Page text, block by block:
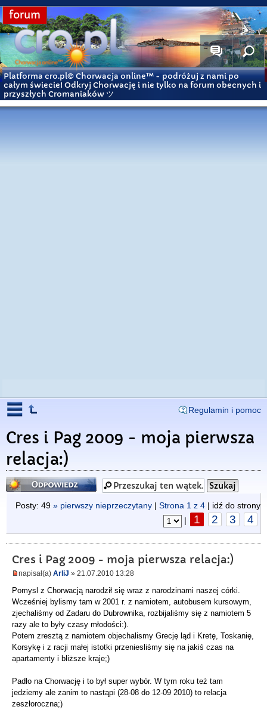
forum
Platforma cro.pl© Chorwacja online™ - podróżuj z nami po
całym świecie! Odkryj Chorwację i nie tylko na forum obecnych i
przyszłych Cromaniaków ツ
Regulamin i pomoc
Cres i Pag 2009 - moja pierwsza
relacja:)
Odpowiedz
Posty: 49 » pierwszy nieprzeczytany | Strona 1 z 4 | idź do strony
|
1 2 3 4
Cres i Pag 2009 - moja pierwsza relacja:)
napisał(a) ArliJ » 21.07.2010 13:28
Pomysl z Chorwacją narodził się wraz z narodzinami naszej córki.
Wcześniej bylismy tam w 2001 r. z namiotem, autobusem kursowym,
zjechaliśmy od Zadaru do Dubrownika, rozbijaliśmy się z namiotem 5
razy ale to były czasy młodości:).
Potem zresztą z namiotem objechalismy Grecję ląd i Kretę, Toskanię,
Korsykę i z racji małej istotki przeniesliśmy się na jakiś czas na
apartamenty i bliższe kraje;)
Padło na Chorwację i to był super wybór. W tym roku też tam
jedziemy ale zanim to nastąpi (28-08 do 12-09 2010) to relacja
zeszłoroczna;)